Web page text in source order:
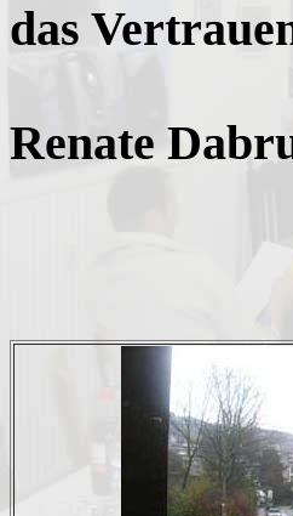
das
Renate